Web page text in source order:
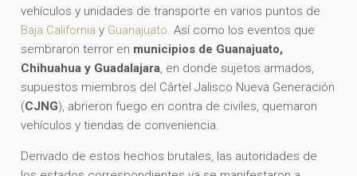
vehículos y unidades de transporte en varios puntos de
Baja California y Guanajuato. Así como los eventos que
sembraron terror en municipios de Guanajuato,
Chihuahua y Guadalajara, en donde sujetos armados,
supuestos miembros del Cártel Jalisco Nueva Generación
(CJNG), abrieron fuego en contra de civiles, quemaron
vehículos y tiendas de conveniencia.
Derivado de estos hechos brutales, las autoridades de